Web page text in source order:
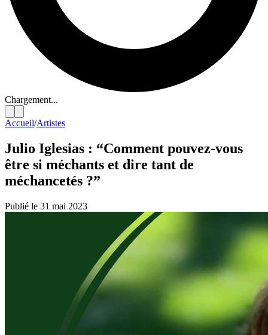
Chargement...
Accueil/Artistes
Julio Iglesias : “Comment pouvez-vous
être si méchants et dire tant de
méchancetés ?”
Publié le 31 mai 2023